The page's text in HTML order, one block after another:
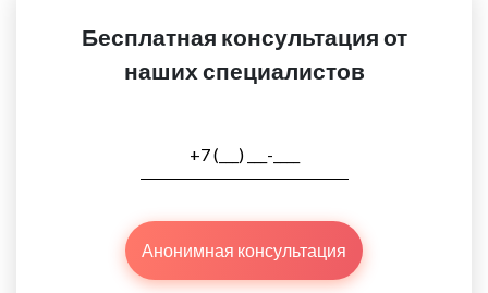
Бесплатная консультация от
наших специалистов
Анонимная консультация